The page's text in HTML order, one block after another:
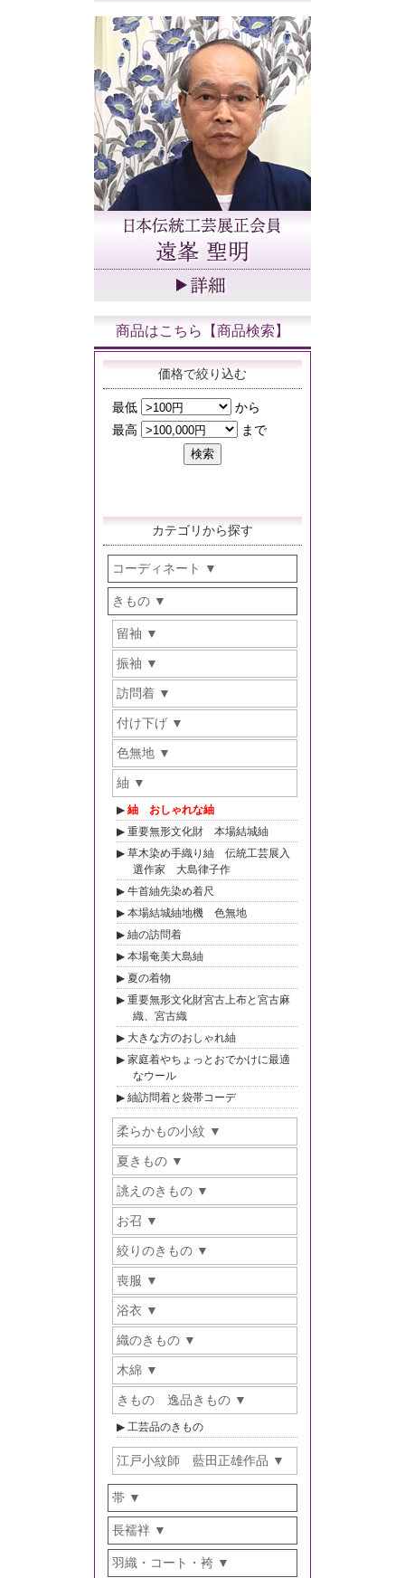
商品はこちら【商品検索】
価格で絞り込む
カテゴリから探す
コーディネート
きもの
留袖
振袖
訪問着
付け下げ
色無地
紬
紬 おしゃれな紬
重要無形文化財 本場結城紬
草木染め手織り紬 伝統工芸展入
選作家 大島律子作
牛首紬先染め着尺
本場結城紬地機 色無地
紬の訪問着
本場奄美大島紬
夏の着物
重要無形文化財宮古上布と宮古麻
織、宮古織
大きな方のおしゃれ紬
家庭着やちょっとおでかけに最適
なウール
紬訪問着と袋帯コーデ
柔らかもの小紋
夏きもの
誂えのきもの
お召
絞りのきもの
喪服
浴衣
織のきもの
木綿
きもの 逸品きもの
工芸品のきもの
江戸小紋師 藍田正雄作品
帯
長襦袢
羽織・コート・袴